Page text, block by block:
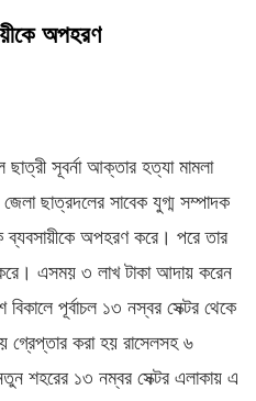
অপহরণ
ছাত্রী সূবর্না আক্তার হত্যা মামলা
জেলা ছাত্রদলের সাবেক যুগ্ম সম্পাদক
ব্যবসায়ীকে অপহরণ করে। পরে তার
এসময় ৩ লাখ টাকা আদায় করেন
পূর্বাচল ১৩ নস্বর সেক্টর থেকে
করা হয় রাসেলসহ ৬
শহরের ১৩ নম্বর সেক্টর এলাকায় এ